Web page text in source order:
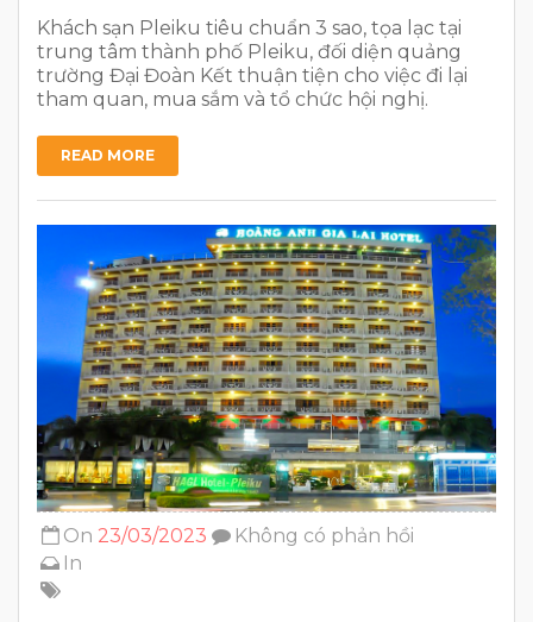
Khách sạn Pleiku tiêu chuẩn 3 sao, tọa lạc tại
trung tâm thành phố Pleiku, đối diện quảng
trường Đại Đoàn Kết thuận tiện cho việc đi lại
tham quan, mua sắm và tổ chức hội nghị.
READ MORE
On 23/03/2023
In
Không có phản hồi